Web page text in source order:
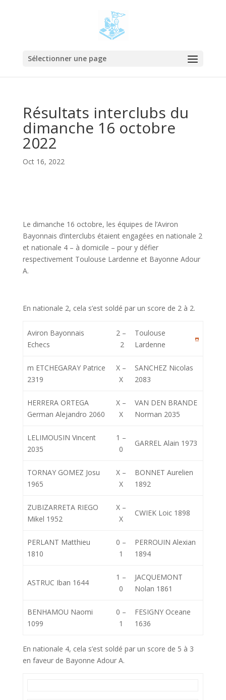
Sélectionner une page
Résultats interclubs du
dimanche 16 octobre
2022
Oct 16, 2022
Le dimanche 16 octobre, les équipes de l’Aviron
Bayonnais d’interclubs étaient engagées en nationale 2
et nationale 4 – à domicile – pour y défier
respectivement Toulouse Lardenne et Bayonne Adour
A.
En nationale 2, cela s’est soldé par un score de 2 à 2.
Aviron Bayonnais
Echecs
2 –
2
Toulouse
Lardenne
m ETCHEGARAY Patrice
2319
X –
X
SANCHEZ Nicolas
2083
HERRERA ORTEGA
German Alejandro 2060
X –
X
VAN DEN BRANDE
Norman 2035
LELIMOUSIN Vincent
2035
1 –
0
GARREL Alain 1973
TORNAY GOMEZ Josu
1965
X –
X
BONNET Aurelien
1892
ZUBIZARRETA RIEGO
Mikel 1952
X –
X
CWIEK Loic 1898
PERLANT Matthieu
1810
0 –
1
PERROUIN Alexian
1894
ASTRUC Iban 1644
1 –
0
JACQUEMONT
Nolan 1861
BENHAMOU Naomi
1099
0 –
1
FESIGNY Oceane
1636
En nationale 4, cela s’est soldé par un score de 5 à 3
en faveur de Bayonne Adour A.